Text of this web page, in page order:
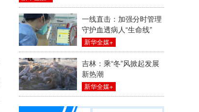
一线直击：加强分时管理
守护血透病人“生命线”
新华全媒+
吉林：乘“冬”风掀起发展
新热潮
新华全媒+